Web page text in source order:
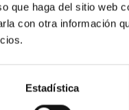
que haga del sitio web
con otra información
Estadística
18 AÑOS
18 AÑOS
única y
web solo accedan